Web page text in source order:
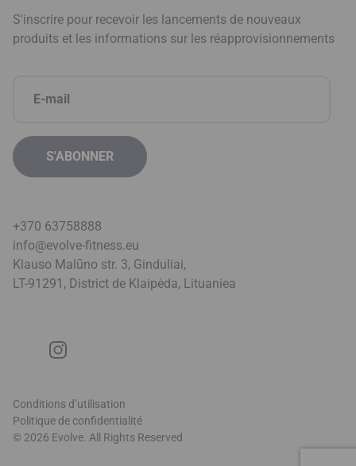
S'inscrire pour recevoir les lancements de nouveaux
produits et les informations sur les réapprovisionnements
+370 63758888
info@evolve-fitness.eu
Klauso Malūno str. 3, Ginduliai,
LT-91291, District de Klaipėda, Lituaniea
© 2026 Evolve. All Rights Reserved
Conditions d’utilisation
Politique de confidentialité